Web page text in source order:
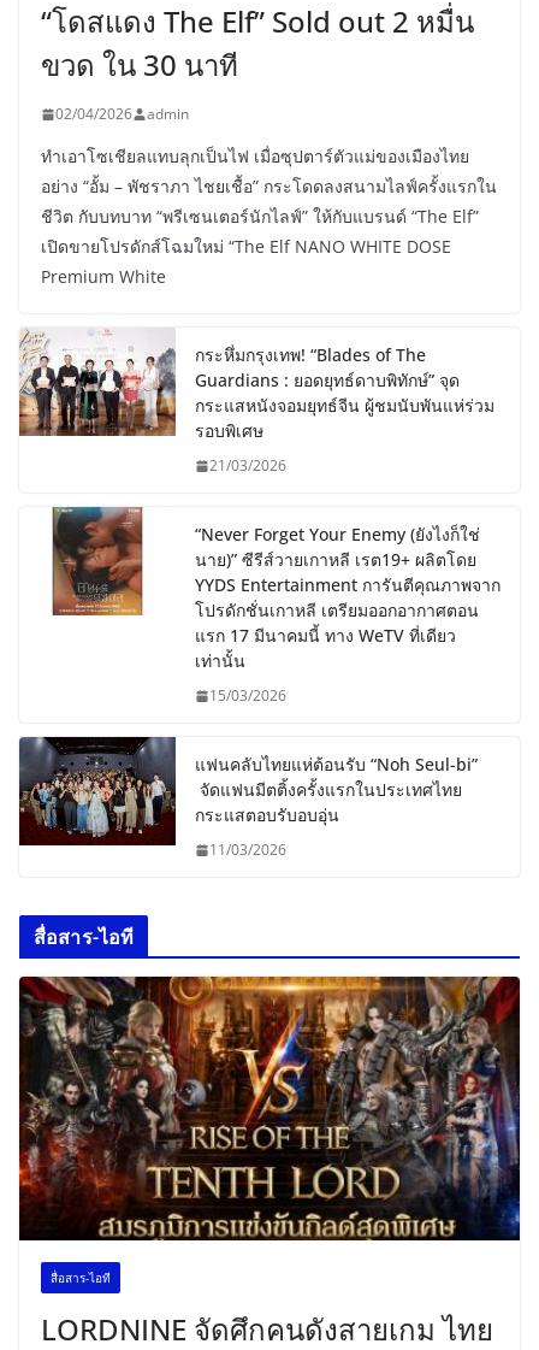
“โดสแดง The Elf” Sold out 2 หมื่น
ขวด ใน 30 นาที
02/04/2026 admin
ทำเอาโซเชียลแทบลุกเป็นไฟ เมื่อซุปตาร์ตัวแม่ของเมืองไทย
อย่าง “อั้ม – พัชราภา ไชยเชื้อ” กระโดดลงสนามไลฟ์ครั้งแรกใน
ชีวิต กับบทบาท “พรีเซนเตอร์นักไลฟ์” ให้กับแบรนด์ “The Elf”
เปิดขายโปรดักส์โฉมใหม่ “The Elf NANO WHITE DOSE
Premium White
กระหึ่มกรุงเทพ! “Blades of The
Guardians : ยอดยุทธ์ดาบพิทักษ์” จุด
กระแสหนังจอมยุทธ์จีน ผู้ชมนับพันแห่ร่วม
รอบพิเศษ
21/03/2026
“Never Forget Your Enemy (ยังไงก็ใช่
นาย)” ซีรีส์วายเกาหลี เรต19+ ผลิตโดย
YYDS Entertainment การันตีคุณภาพจาก
โปรดักชั่นเกาหลี เตรียมออกอากาศตอน
แรก 17 มีนาคมนี้ ทาง WeTV ที่เดียว
เท่านั้น
15/03/2026
แฟนคลับไทยแห่ต้อนรับ “Noh Seul-bi”
จัดแฟนมีตติ้งครั้งแรกในประเทศไทย
กระแสตอบรับอบอุ่น
11/03/2026
สื่อสาร-ไอที
สื่อสาร-ไอที
LORDNINE จัดศึกคนดังสายเกม ไทย